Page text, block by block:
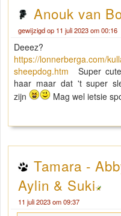
Anouk van
gewijzigd op 11 juli 2023 om 00:16
Deeez?
https://lonnerberga.com/
sheepdog.htm Super
haar maar dat 't super
zijn
Mag wel ietsie
Tamara -
Aylin & Suki
11 juli 2023 om 09:37